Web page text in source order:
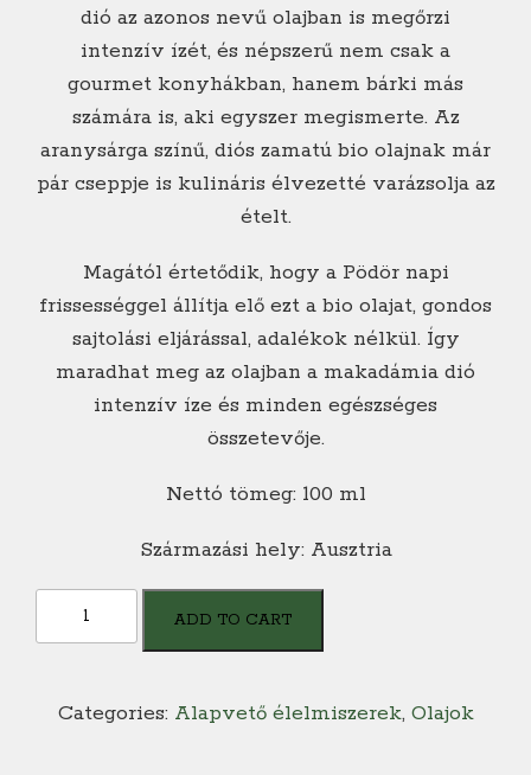
dió az azonos nevű olajban is megőrzi
intenzív ízét, és népszerű nem csak a
gourmet konyhákban, hanem bárki más
számára is, aki egyszer megismerte. Az
aranysárga színű, diós zamatú bio olajnak már
pár cseppje is kulináris élvezetté varázsolja az
ételt.
Magától értetődik, hogy a Pödör napi
frissességgel állítja elő ezt a bio olajat, gondos
sajtolási eljárással, adalékok nélkül. Így
maradhat meg az olajban a makadámia dió
intenzív íze és minden egészséges
összetevője.
Nettó tömeg: 100 ml
Származási hely: Ausztria
Pödör
BIO
Dió
ADD TO CART
Categories: Alapvető élelmiszerek, Olajok